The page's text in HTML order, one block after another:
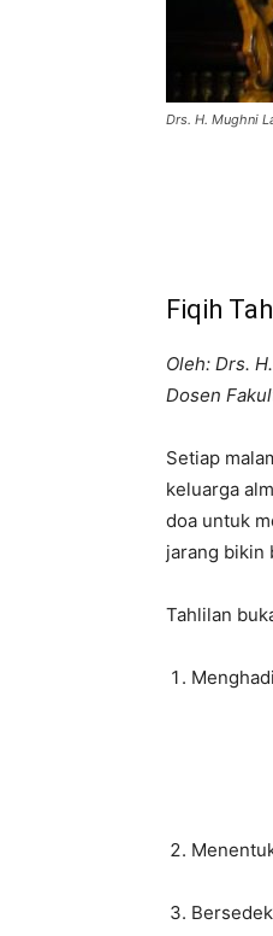
Drs. H. Mughni
Fiqih
Oleh: Drs.
Dosen
Setiap
keluarga
doa untuk
jarang bikin
Tahlilan